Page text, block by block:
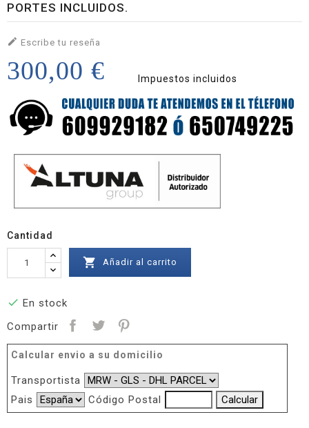
PORTES INCLUIDOS.
 Escribe tu reseña
300,00 € Impuestos incluidos
Cantidad
 Añadir al carrito
 En stock
Compartir
Calcular envio a su domicilio
Transportista
Pais
Código Postal